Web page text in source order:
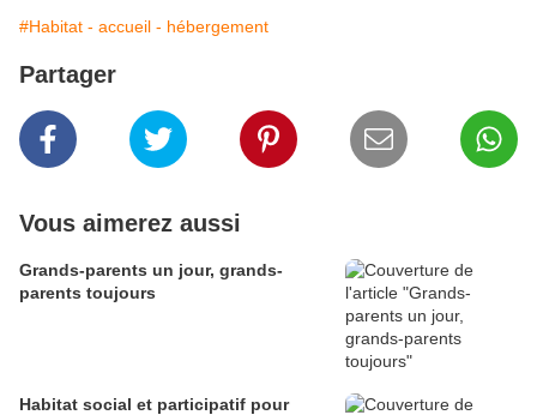
#Habitat - accueil - hébergement
Partager
Vous aimerez aussi
Grands-parents un jour, grands-
parents toujours
Habitat social et participatif pour